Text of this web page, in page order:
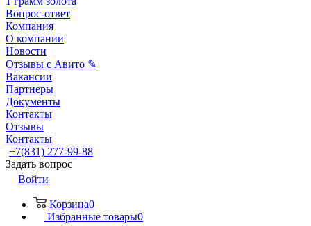
Вопрос-ответ
Компания
О компании
Новости
Отзывы с Авито ✎
Вакансии
Партнеры
Документы
Контакты
Отзывы
Контакты
+7(831) 277-99-88
Задать вопрос
Войти
Корзина0
Избранные товары0